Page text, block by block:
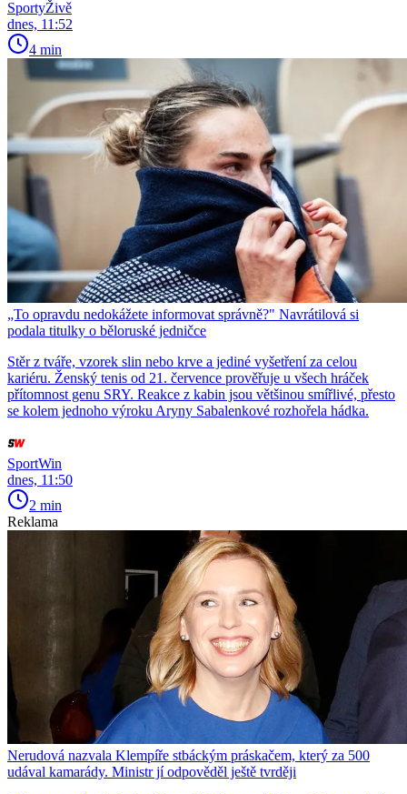
SportyŽivě
dnes, 11:52
4 min
„To opravdu nedokážete informovat správně?" Navrátilová si
podala titulky o běloruské jedničce
Stěr z tváře, vzorek slin nebo krve a jediné vyšetření za celou
kariéru. Ženský tenis od 21. července prověřuje u všech hráček
přítomnost genu SRY. Reakce z kabin jsou většinou smířlivé, přesto
se kolem jednoho výroku Aryny Sabalenkové rozhořela hádka.
SportWin
dnes, 11:50
2 min
Reklama
Nerudová nazvala Klempíře stbáckým práskačem, který za 500
udával kamarády. Ministr jí odpověděl ještě tvrději